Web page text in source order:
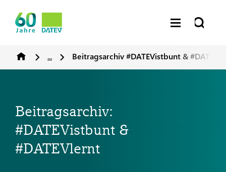
... Beitragsarchiv #DATEVistbunt &
Beitragsarchiv:
#DATEVistbunt &
#DATEVlernt